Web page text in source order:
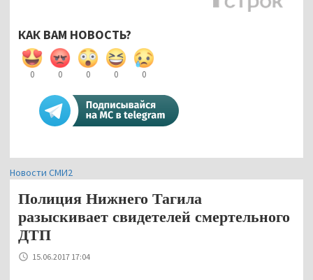
КАК ВАМ НОВОСТЬ?
0 0 0 0 0
Новости СМИ2
Полиция Нижнего Тагила
разыскивает свидетелей смертельного
ДТП
15.06.2017 17:04